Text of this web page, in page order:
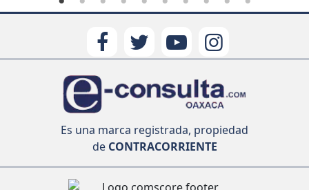
Es una marca registrada, propiedad
deCONTRACORRIENTE